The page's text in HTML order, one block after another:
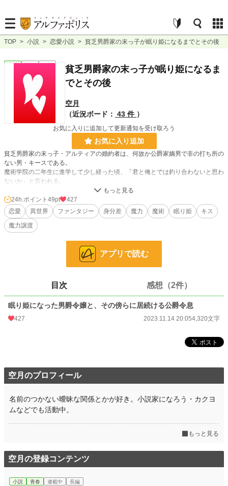
TOP > 小説 > 恋愛小説 > 貧乏男爵家の末っ子が眠り姫になるまでとその後
恋愛 完結 短編
貧乏男爵家の末っ子が眠り姫になるま
でとその後
空月
（近況ボード： 43 件 ）
お気に入りに追加して更新通知を受け取ろう
お気に入り追加
貧乏男爵家の末っ子・アルティアの婚約者は、何故か公爵家嫡男で非の打ち所の
ない男・キースである。
魔術学院の二年生に進学して少し経った頃、「君と俺とでは釣り合わないと思わ
ないか」と言われる。
そのときは曖昧な笑みで流したアルティアだったが、その数日後、倒れて眠った
ままの状態になってしまう。
すると、キースの態度が豹変して……？
小説
7,274 位 / 66,374 件
49 pt
文字数 4,320
更新日時
週間ポイント 849 pt (10,102 位)
年間ポイント 67,903 pt (8,236 位)
24h.ポイント 49pt
427
恋愛
異世界 ファンタジー 身分差 魔力 魔術 眠り姫
キス
魔力譲渡
アプリで読む
目次 感想（2件）
眠り姫になった男爵令嬢と、その傍らに居続ける公爵令息
427 2023.11.14 20:054,320文字
空月のプロフィール
名前のつかない曖昧な関係とかが好き。小説家になろう・カクヨ
ムなどでも活動中。
もっと見る
空月の登録コンテンツ
小説 青春 連載中 長編